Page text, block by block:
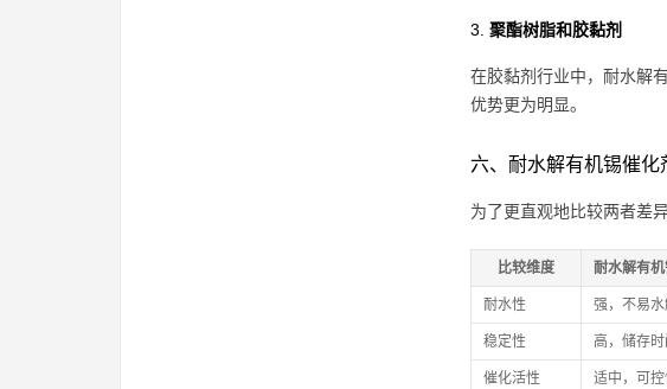
3. 聚酯树脂和胶黏剂
在胶黏剂行业中，耐水解
优势更为明显。
六、耐水解有机锡催化
为了更直观地比较两者差
比较维度 耐水解有
耐水性 强，不易
稳定性 高，储存
催化活性 适中，可控